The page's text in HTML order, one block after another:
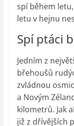
spí během
letu v hejnu
Spí ptáci
Jedním z
břehoušů
zvládnou
a Novým
kilometrů. Jak
již z dřívějších